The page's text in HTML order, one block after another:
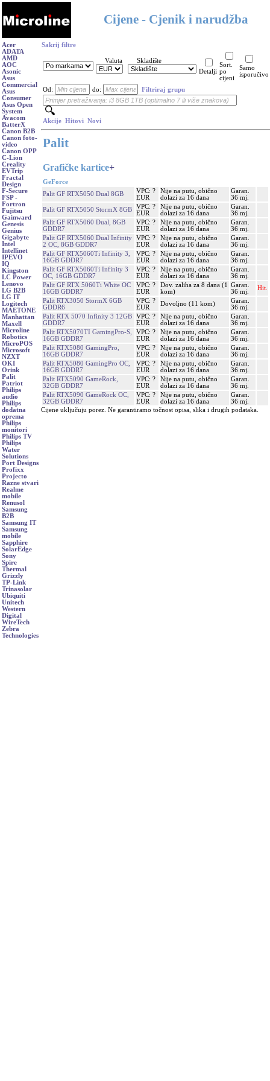
Cijene - Cjenik i narudžba
Acer
ADATA
AMD
AOC
Asonic
Asus
Commercial
Asus
Consumer
Asus Open
System
Avacom
BatterX
Canon B2B
Canon foto-
video
Canon OPP
C-Lion
Creality
EVTrip
Fractal
Design
F-Secure
FSP -
Fortron
Fujitsu
Gainward
Genesis
Genius
Gigabyte
Intel
Intellinet
IPEVO
IQ
Kingston
LC Power
Lenovo
LG B2B
LG IT
Logitech
MAETONE
Manhattan
Maxell
Microline
Robotics
MicroPOS
Microsoft
NZXT
OKI
Orink
Palit
Patriot
Philips
audio
Philips
dodatna
oprema
Philips
monitori
Philips TV
Philips
Water
Solutions
Port Designs
Profixx
Projecto
Razne stvari
Realme
mobile
Renusol
Samsung
B2B
Samsung IT
Samsung
mobile
Sapphire
SolarEdge
Sony
Spire
Thermal
Grizzly
TP-Link
Trinasolar
Ubiquiti
Unitech
Western
Digital
WireTech
Zebra
Technologies
Sakrij filtre
Valuta
Skladište
Detalji
Sort.
po
cijeni
Samo
isporučivo
Od: do: Filtriraj grupu
Akcije Hitovi Novi
Palit
Grafičke kartice+
GeForce
Palit GF RTX5050 Dual 8GB
VPC: ?
EUR
Nije na putu, obično
dolazi za 16 dana
Garan.
36 mj.
Palit GF RTX5050 StormX 8GB
VPC: ?
EUR
Nije na putu, obično
dolazi za 16 dana
Garan.
36 mj.
Palit GF RTX5060 Dual, 8GB
GDDR7
VPC: ?
EUR
Nije na putu, obično
dolazi za 16 dana
Garan.
36 mj.
Palit GF RTX5060 Dual Infinity
2 OC, 8GB GDDR7
VPC: ?
EUR
Nije na putu, obično
dolazi za 16 dana
Garan.
36 mj.
Palit GF RTX5060Ti Infinity 3,
16GB GDDR7
VPC: ?
EUR
Nije na putu, obično
dolazi za 16 dana
Garan.
36 mj.
Palit GF RTX5060Ti Infinity 3
OC, 16GB GDDR7
VPC: ?
EUR
Nije na putu, obično
dolazi za 16 dana
Garan.
36 mj.
Palit GF RTX 5060Ti White OC
16GB GDDR7
VPC: ?
EUR
Dov. zaliha za 8 dana (1
kom)
Garan.
36 mj.
Hit.
Palit RTX3050 StormX 6GB
GDDR6
VPC: ?
EUR
Dovoljno (11 kom)
Garan.
36 mj.
Palit RTX 5070 Infinity 3 12GB
GDDR7
VPC: ?
EUR
Nije na putu, obično
dolazi za 16 dana
Garan.
36 mj.
Palit RTX5070TI GamingPro-S,
16GB GDDR7
VPC: ?
EUR
Nije na putu, obično
dolazi za 16 dana
Garan.
36 mj.
Palit RTX5080 GamingPro,
16GB GDDR7
VPC: ?
EUR
Nije na putu, obično
dolazi za 16 dana
Garan.
36 mj.
Palit RTX5080 GamingPro OC,
16GB GDDR7
VPC: ?
EUR
Nije na putu, obično
dolazi za 16 dana
Garan.
36 mj.
Palit RTX5090 GameRock,
32GB GDDR7
VPC: ?
EUR
Nije na putu, obično
dolazi za 16 dana
Garan.
36 mj.
Palit RTX5090 GameRock OC,
32GB GDDR7
VPC: ?
EUR
Nije na putu, obično
dolazi za 16 dana
Garan.
36 mj.
Cijene uključuju porez. Ne garantiramo točnost opisa, slika i drugih podataka.